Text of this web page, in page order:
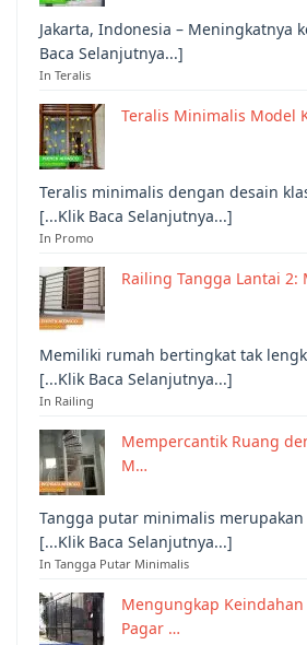
Jakarta, Indonesia – Meningkatnya
Baca Selanjutnya...]
In Teralis
Teralis Minimalis Model
Teralis minimalis dengan desain
[...Klik Baca Selanjutnya...]
In Promo
Railing Tangga Lantai
Memiliki rumah bertingkat tak
[...Klik Baca Selanjutnya...]
In Railing
Mempercantik Ruang
M…
Tangga putar minimalis
[...Klik Baca Selanjutnya...]
In Tangga Putar Minimalis
Mengungkap
Pagar …